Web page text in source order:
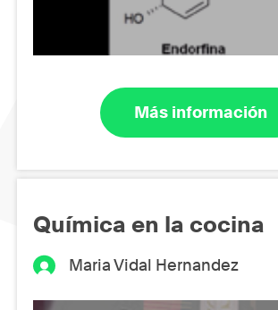
Más información
Química en la cocina
Maria Vidal Hernandez